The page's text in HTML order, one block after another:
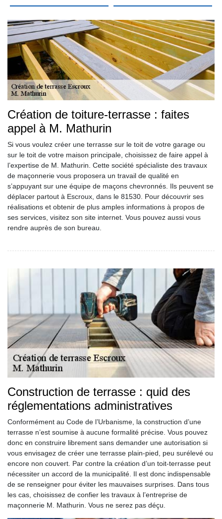
Création de toiture-terrasse : faites
appel à M. Mathurin
Si vous voulez créer une terrasse sur le toit de votre garage ou
sur le toit de votre maison principale, choisissez de faire appel à
l’expertise de M. Mathurin. Cette société spécialiste des travaux
de maçonnerie vous proposera un travail de qualité en
s’appuyant sur une équipe de maçons chevronnés. Ils peuvent se
déplacer partout à Escroux, dans le 81530. Pour découvrir ses
réalisations et obtenir de plus amples informations à propos de
ses services, visitez son site internet. Vous pouvez aussi vous
rendre auprès de son bureau.
Construction de terrasse : quid des
réglementations administratives
Conformément au Code de l’Urbanisme, la construction d’une
terrasse n’est soumise à aucune formalité précise. Vous pouvez
donc en construire librement sans demander une autorisation si
vous envisagez de créer une terrasse plain-pied, peu surélevé ou
encore non couvert. Par contre la création d’un toit-terrasse peut
nécessiter un accord de la municipalité. Il est donc indispensable
de se renseigner pour éviter les mauvaises surprises. Dans tous
les cas, choisissez de confier les travaux à l’entreprise de
maçonnerie M. Mathurin. Vous ne serez pas déçu.